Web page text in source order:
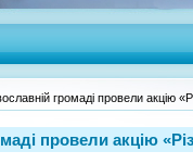
громаді провели акцію
провели акцію